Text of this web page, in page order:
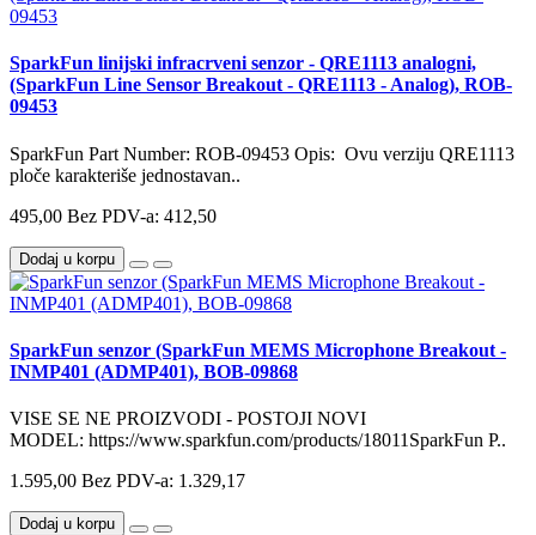
SparkFun linijski infracrveni senzor - QRE1113 analogni,
(SparkFun Line Sensor Breakout - QRE1113 - Analog), ROB-
09453
SparkFun Part Number: ROB-09453 Opis: Ovu verziju QRE1113
ploče karakteriše jednostavan..
495,00 Bez PDV-a: 412,50
Dodaj u korpu
SparkFun senzor (SparkFun MEMS Microphone Breakout -
INMP401 (ADMP401), BOB-09868
VISE SE NE PROIZVODI - POSTOJI NOVI
MODEL: https://www.sparkfun.com/products/18011SparkFun P..
1.595,00 Bez PDV-a: 1.329,17
Dodaj u korpu